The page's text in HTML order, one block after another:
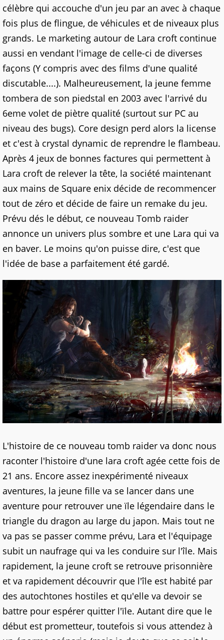
célèbre qui accouche d'un jeu par an avec à chaque
fois plus de flingue, de véhicules et de niveaux plus
grands. Le marketing autour de Lara croft continue
aussi en vendant l'image de celle-ci de diverses
façons (Y compris avec des films d'une qualité
discutable....). Malheureusement, la jeune femme
tombera de son piedstal en 2003 avec l'arrivé du
6eme volet de piètre qualité (surtout sur PC au
niveau des bugs). Core design perd alors la license
et c'est à crystal dynamic de reprendre le flambeau.
Après 4 jeux de bonnes factures qui permettent à
Lara croft de relever la tête, la société maintenant
aux mains de Square enix décide de recommencer
tout de zéro et décide de faire un remake du jeu.
Prévu dés le début, ce nouveau Tomb raider
annonce un univers plus sombre et une Lara qui va
en baver. Le moins qu'on puisse dire, c'est que
l'idée de base a parfaitement été gardé.
L'histoire de ce nouveau tomb raider va donc nous
raconter l'histoire d'une lara croft agée cette fois de
21 ans. Encore assez inexpérimenté niveaux
aventures, la jeune fille va se lancer dans une
aventure pour retrouver une ïle légendaire dans le
triangle du dragon au large du japon. Mais tout ne
va pas se passer comme prévu, Lara et l'équipage
subit un naufrage qui va les conduire sur l'île. Mais
rapidement, la jeune croft se retrouve prisonnière
et va rapidement découvrir que l'île est habité par
des autochtones hostiles et qu'elle va devoir se
battre pour espérer quitter l'ïle. Autant dire que le
début est prometteur, toutefois si vous attendez à